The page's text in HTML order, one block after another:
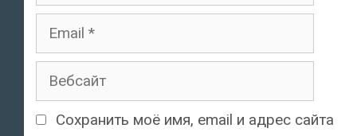
Email
Вебсайт
Сохранить моё имя, email и адрес сайта